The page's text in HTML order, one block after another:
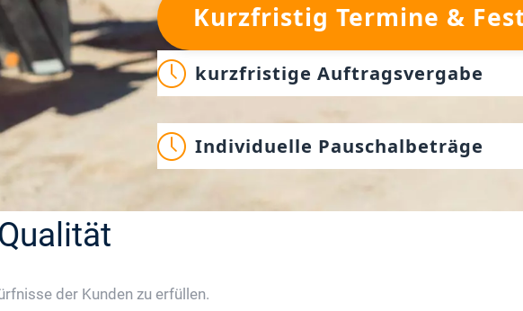
Kurzfristig Termine &
kurzfristige Auftragsvergabe
Individuelle Pauschalbeträge
der Kunden zu erfüllen.